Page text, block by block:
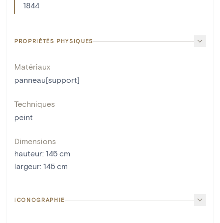
1844
PROPRIÉTÉS PHYSIQUES
Matériaux
panneau[support]
Techniques
peint
Dimensions
hauteur: 145 cm
largeur: 145 cm
ICONOGRAPHIE